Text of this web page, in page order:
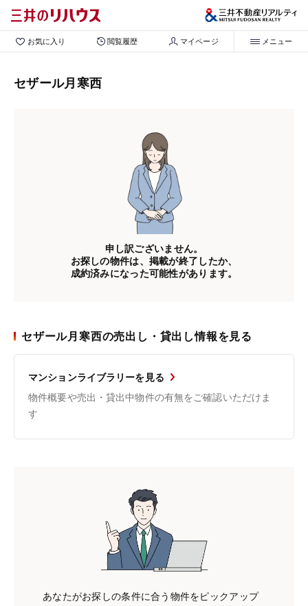
お気に入り 閲覧履歴 マイページ メニュー
セザール月寒西
申し訳ございません。
お探しの物件は、掲載が終了したか、
成約済みになった可能性があります。
セザール月寒西の売出し・貸出し情報を見る
マンションライブラリーを見る
物件概要や売出・貸出中物件の有無をご確認いただけま
す
あなたがお探しの条件に合う物件をピックアップ